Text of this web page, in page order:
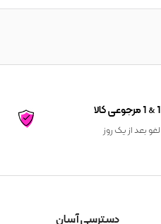
1 & 1 مرجوعی کالا
لغو بعد از یک روز
دسترسی آسان